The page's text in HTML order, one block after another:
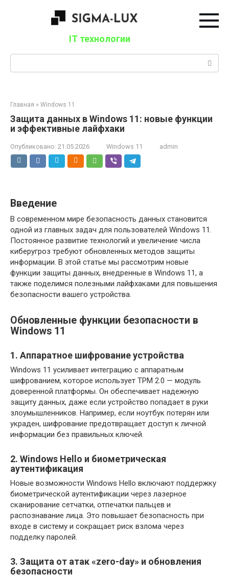
IT технологии
Главная » Windows 11
Защита данных в Windows 11: новые функции
и эффективные лайфхаки
Опубликовано: 21.05.2026 Windows 11 admin
Введение
В современном мире безопасность данных становится
одной из главных задач для пользователей Windows 11.
Постоянное развитие технологий и увеличение числа
киберугроз требуют обновленных методов защиты
информации. В этой статье мы рассмотрим новые
функции защиты данных, внедренные в Windows 11, а
также поделимся полезными лайфхаками для повышения
безопасности вашего устройства.
Обновленные функции безопасности в
Windows 11
1. Аппаратное шифрование устройства
Windows 11 усиливает интеграцию с аппаратным
шифрованием, которое использует TPM 2.0 — модуль
доверенной платформы. Он обеспечивает надежную
защиту данных, даже если устройство попадает в руки
злоумышленников. Например, если ноутбук потерян или
украден, шифрование предотвращает доступ к личной
информации без правильных ключей.
2. Windows Hello и биометрическая
аутентификация
Новые возможности Windows Hello включают поддержку
биометрической аутентификации через лазерное
сканирование сетчатки, отпечатки пальцев и
распознавание лица. Это повышает безопасность при
входе в систему и сокращает риск взлома через
подделку паролей.
3. Защита от атак «zero-day» и обновления
безопасности